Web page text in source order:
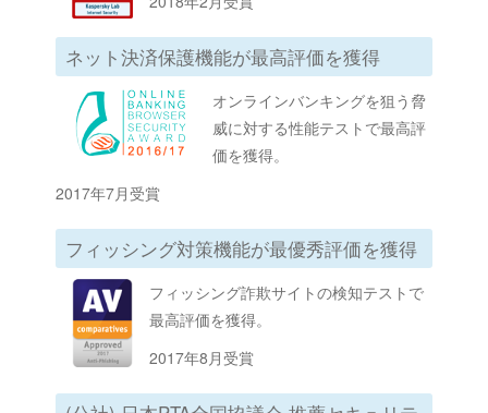
ネット決済保護機能が最高評価を獲得
オンラインバンキングを狙う脅
威に対する性能テストで最高評
価を獲得。
2017年7月受賞
フィッシング対策機能が最優秀評価を獲得
フィッシング詐欺サイトの検知テストで
最高評価を獲得。
2017年8月受賞